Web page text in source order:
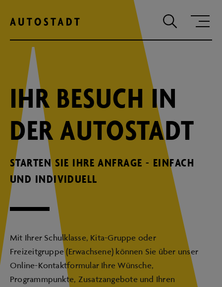
IHR BESUCH IN
DER AUTOSTADT
STARTEN SIE IHRE ANFRAGE - EINFACH
UND INDIVIDUELL
Mit Ihrer Schulklasse, Kita-Gruppe oder
Freizeitgruppe (Erwachsene) können Sie über unser
Online-Kontaktformular Ihre Wünsche,
Programmpunkte, Zusatzangebote und Ihren